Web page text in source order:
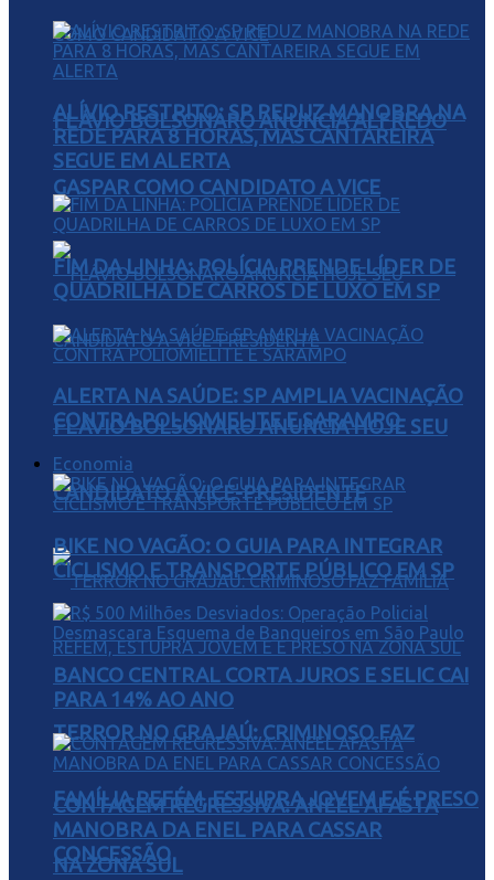
FLÁVIO BOLSONARO ANUNCIA ALFREDO
GASPAR COMO CANDIDATO A VICE
FLÁVIO BOLSONARO ANUNCIA HOJE SEU
CANDIDATO A VICE-PRESIDENTE
TERROR NO GRAJAÚ: CRIMINOSO FAZ
FAMÍLIA REFÉM, ESTUPRA JOVEM E É PRESO
NA ZONA SUL
ALÍVIO RESTRITO: SP REDUZ MANOBRA NA
REDE PARA 8 HORAS, MAS CANTAREIRA
SEGUE EM ALERTA
FIM DA LINHA: POLÍCIA PRENDE LÍDER DE
QUADRILHA DE CARROS DE LUXO EM SP
ALERTA NA SAÚDE: SP AMPLIA VACINAÇÃO
CONTRA POLIOMIELITE E SARAMPO
Economia
BIKE NO VAGÃO: O GUIA PARA INTEGRAR
CICLISMO E TRANSPORTE PÚBLICO EM SP
BANCO CENTRAL CORTA JUROS E SELIC CAI
PARA 14% AO ANO
CONTAGEM REGRESSIVA: ANEEL AFASTA
MANOBRA DA ENEL PARA CASSAR
CONCESSÃO